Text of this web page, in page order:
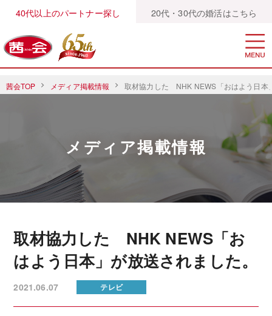
40代以上のパートナー探し 20代・30代の婚活はこちら
茜会TOP メディア掲載情報 取材協力した NHK NEWS「おはよう日本
メディア掲載情報
取材協力した NHK NEWS「お
はよう日本」が放送されました。
2021.06.07 テレビ